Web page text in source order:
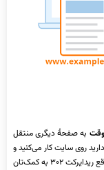
به صفحۀ دیگری منتقل
روی سایت کار می‌کنید و
می‌خواهید کاربران به یک آدرس دیگر منتقل شوند؛ در این مواقع ریدایرکت ۳۰۲ به کمک‌تان